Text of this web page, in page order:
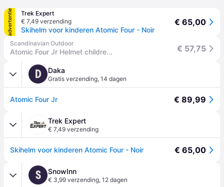
advertentie
Trek Expert
€ 7,49 verzending
Skihelm voor kinderen Atomic Four - Noir
€ 65,00
Scandinavian Outdoor
Atomic Four Jr Helmet children's skiing € 57,75
D Daka
Gratis verzending, 14 dagen
Atomic Four Jr € 89,99
Trek Expert
€ 7,49 verzending
Skihelm voor kinderen Atomic Four - Noir € 65,00
S SnowInn
€ 3,99 verzending, 12 dagen